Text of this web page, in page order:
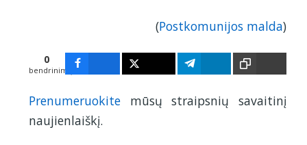
(Postkomunijos malda)
0
bendrinimų
Prenumeruokite mūsų straipsnių savaitinį
naujienlaiškį.